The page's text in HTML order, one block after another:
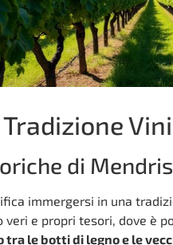
di
immergersi in una
veri e propri tesori, dove è
tra le botti di legno e le